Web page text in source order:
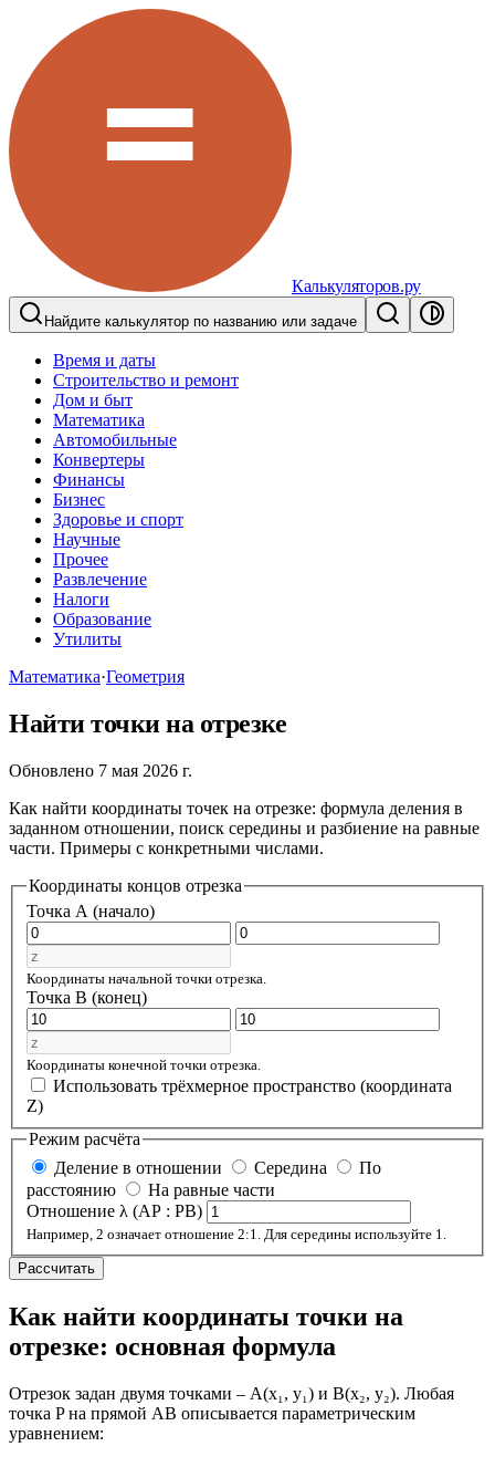
Калькуляторов.ру
Найдите калькулятор по названию или задаче
Время и даты
Строительство и ремонт
Дом и быт
Математика
Автомобильные
Конвертеры
Финансы
Бизнес
Здоровье и спорт
Научные
Прочее
Развлечение
Налоги
Образование
Утилиты
Математика·Геометрия
Найти точки на отрезке
Обновлено 7 мая 2026 г.
Как найти координаты точек на отрезке: формула деления в
заданном отношении, поиск середины и разбиение на равные
части. Примеры с конкретными числами.
Координаты концов отрезка
Точка A (начало)
Координаты начальной точки отрезка.
Точка B (конец)
Координаты конечной точки отрезка.
Использовать трёхмерное пространство (координата
Z)
Режим расчёта
Деление в отношении
Середина
расстоянию
На равные части
Отношение λ (AP : PB)
Например, 2 означает отношение 2:1. Для середины используйте 1.
Рассчитать
Как найти координаты точки на
отрезке: основная формула
Отрезок задан двумя точками – A(x₁, y₁) и B(x₂, y₂). Любая
точка P на прямой AB описывается параметрическим
уравнением: